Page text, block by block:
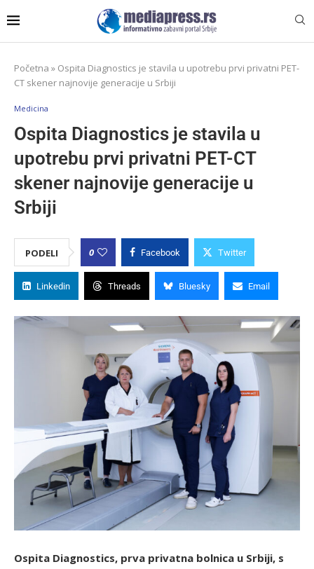
Početna » Ospita Diagnostics je stavila u upotrebu prvi privatni PET-
CT skener najnovije generacije u Srbiji
Medicina
Ospita Diagnostics je stavila u
upotrebu prvi privatni PET-CT
skener najnovije generacije u
Srbiji
PODELI 0 Facebook Twitter
Linkedin Threads Bluesky Email
Ospita Diagnostics, prva privatna bolnica u Srbiji, s